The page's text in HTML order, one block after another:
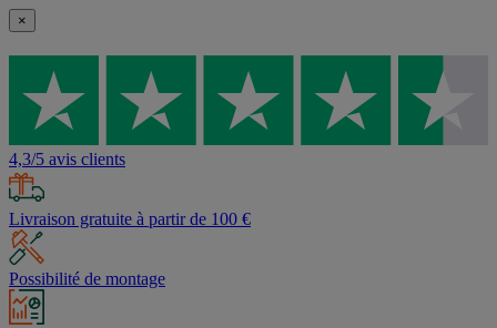
×
4,3/5 avis clients
Livraison gratuite à partir de 100 €
Possibilité de montage